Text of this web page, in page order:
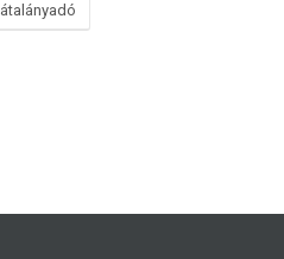
átalányadó